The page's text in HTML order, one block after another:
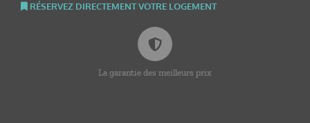
RÉSERVEZ DIRECTEMENT VOTRE LOGEMENT
La garantie des meilleurs prix